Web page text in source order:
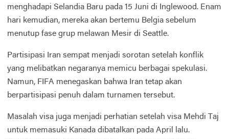
menghadapi Selandia Baru pada 15 Juni di Inglewood. Enam
hari kemudian, mereka akan bertemu Belgia sebelum
menutup fase grup melawan Mesir di Seattle.
Partisipasi Iran sempat menjadi sorotan setelah konflik
yang melibatkan negaranya memicu berbagai spekulasi.
Namun, FIFA menegaskan bahwa Iran tetap akan
berpartisipasi penuh dalam turnamen tersebut.
Masalah visa juga menjadi perhatian setelah visa Mehdi Taj
untuk memasuki Kanada dibatalkan pada April lalu.